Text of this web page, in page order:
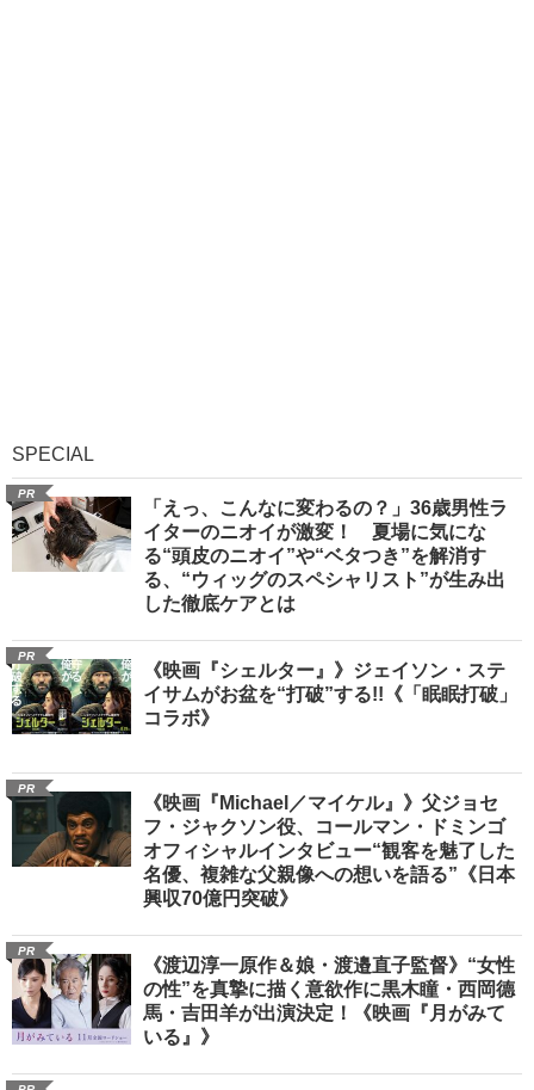
SPECIAL
PR
「えっ、こんなに変わるの？」36歳男性ラ
イターのニオイが激変！ 夏場に気にな
る“頭皮のニオイ”や“ベタつき”を解消す
る、“ウィッグのスペシャリスト”が生み出
した徹底ケアとは
PR
《映画『シェルター』》ジェイソン・ステ
イサムがお盆を“打破”する!!《「眠眠打破」
コラボ》
PR
《映画『Michael／マイケル』》父ジョセ
フ・ジャクソン役、コールマン・ドミンゴ
オフィシャルインタビュー“観客を魅了した
名優、複雑な父親像への想いを語る”《日本
興収70億円突破》
PR
《渡辺淳一原作＆娘・渡邉直子監督》“女性
の性”を真摯に描く意欲作に黒木瞳・西岡德
馬・吉田羊が出演決定！《映画『月がみて
いる』》